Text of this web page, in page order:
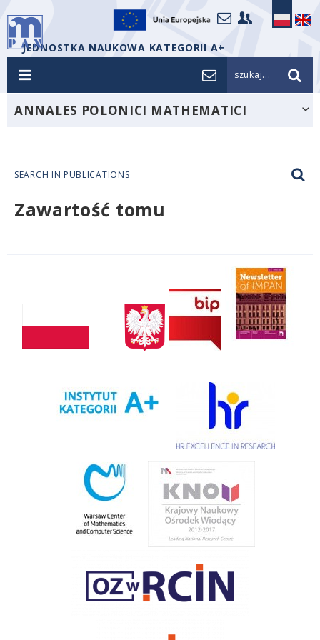
JEDNOSTKA NAUKOWA KATEGORII A+
szukaj...
ANNALES POLONICI MATHEMATICI
SEARCH IN PUBLICATIONS
Zawartość tomu